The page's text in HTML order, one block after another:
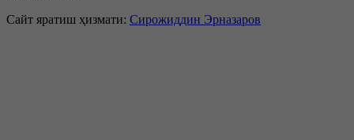
Сайт яратиш ҳизмати: Сирожиддин Эрназаров